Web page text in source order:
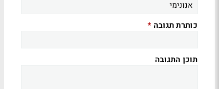
כותרת תגובה *
תוכן התגובה